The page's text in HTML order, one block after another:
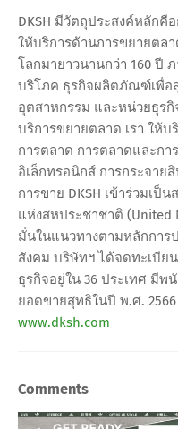
DKSH มีวัตถุประสงค์หลักคื
ให้บริการด้านการขยายตล
โลกมายาวนานกว่า 160 ปี
บริโภค ธุรกิจผลิตภัณฑ์เพื่อ
อุตสาหกรรม และหน่วยธุรกิ
บริการขยายตลาด เรา ให้
การตลาด การตลาดและกา
อิเล็กทรอนิกส์ การกระจาย
การขาย DKSH เข้าร่วมเ
แห่งสหประชาชาติ (United
มั่นในแนวทางตามหลักกา
สังคม บริษัทฯ ได้จดทะเบียน
ธุรกิจอยู่ใน 36 ประเทศ มีพ
ยอดขายสุทธิในปี พ.ศ.
www.dksh.com
Comments